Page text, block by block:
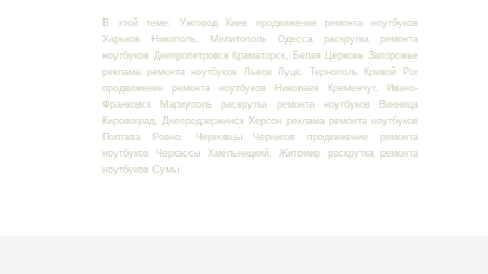
В этой теме: Ужгород Киев продвижение ремонта ноутбуков
Харьков Никополь, Мелитополь Одесса раскрутка ремонта
ноутбуков Днепропетровск Краматорск, Белая Церковь Запорожье
реклама ремонта ноутбуков Львов Луцк, Тернополь Кривой Рог
продвижение ремонта ноутбуков Николаев Кременчуг, Ивано-
Франковск Мариуполь раскрутка ремонта ноутбуков Винница
Кировоград, Днепродзержинск Херсон реклама ремонта ноутбуков
Полтава Ровно, Черновцы Чернигов продвижение ремонта
ноутбуков Черкассы Хмельницкий, Житомир раскрутка ремонта
ноутбуков Сумы